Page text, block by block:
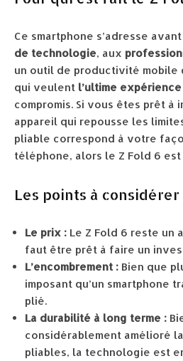
Ce smartphone s’adresse
de technologie, aux
un outil de productivité mobile
qui veulent l’ultime
compromis. Si vous êtes prêt à
appareil qui repousse les
pliable correspond à votre
téléphone, alors le Z Fold 6
Les points à considérer
Le prix : Le Z Fold 6 reste un
faut être prêt à faire un
L’encombrement : Bien que
imposant qu’un smartphone
plié.
La durabilité à long terme :
considérablement amélioré
pliables, la technologie est